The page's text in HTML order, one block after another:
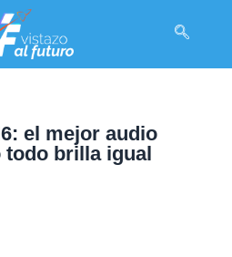
el mejor audio
todo brilla igual